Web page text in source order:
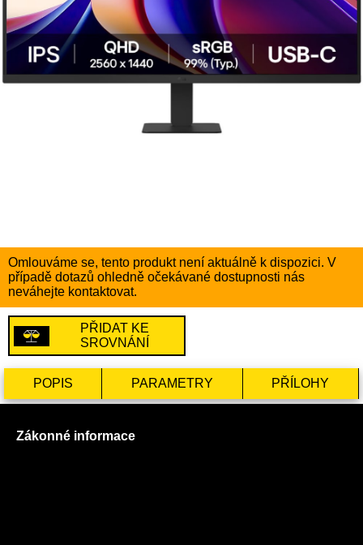
Omlouváme se, tento produkt není aktuálně k dispozici. V
případě dotazů ohledně očekávané dostupnosti nás
neváhejte kontaktovat.
PŘIDAT KE
SROVNÁNÍ
POPIS PARAMETRY PŘÍLOHY
Zákonné informace